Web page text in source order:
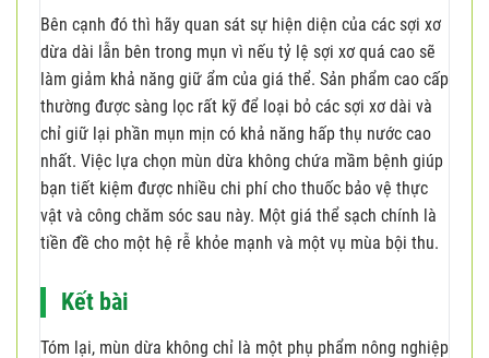
Bên cạnh đó thì hãy quan sát sự hiện diện của các sợi xơ
dừa dài lẫn bên trong mụn vì nếu tỷ lệ sợi xơ quá cao sẽ
làm giảm khả năng giữ ẩm của giá thể. Sản phẩm cao cấp
thường được sàng lọc rất kỹ để loại bỏ các sợi xơ dài và
chỉ giữ lại phần mụn mịn có khả năng hấp thụ nước cao
nhất. Việc lựa chọn mùn dừa không chứa mầm bệnh giúp
bạn tiết kiệm được nhiều chi phí cho thuốc bảo vệ thực
vật và công chăm sóc sau này. Một giá thể sạch chính là
tiền đề cho một hệ rễ khỏe mạnh và một vụ mùa bội thu.
Kết bài
Tóm lại, mùn dừa không chỉ là một phụ phẩm nông nghiệp